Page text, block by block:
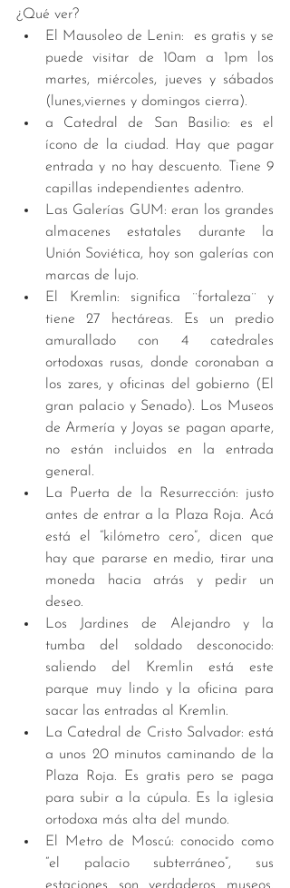
¿Qué ver?
El Mausoleo de Lenin:  es gratis y se
puede visitar de 10am a 1pm los
martes, miércoles, jueves y sábados
(lunes,viernes y domingos cierra).
a Catedral de San Basilio: es el
ícono de la ciudad. Hay que pagar
entrada y no hay descuento. Tiene 9
capillas independientes adentro.
Las Galerías GUM: eran los grandes
almacenes estatales durante la
Unión Soviética, hoy son galerías con
marcas de lujo.
El Kremlin: significa ¨fortaleza¨ y
tiene 27 hectáreas. Es un predio
amurallado con 4 catedrales
ortodoxas rusas, donde coronaban a
los zares, y oficinas del gobierno (El
gran palacio y Senado). Los Museos
de Armería y Joyas se pagan aparte,
no están incluidos en la entrada
general.
La Puerta de la Resurrección: justo
antes de entrar a la Plaza Roja. Acá
está el “kilómetro cero”, dicen que
hay que pararse en medio, tirar una
moneda hacia atrás y pedir un
deseo.
Los Jardines de Alejandro y la
tumba del soldado desconocido:
saliendo del Kremlin está este
parque muy lindo y la oficina para
sacar las entradas al Kremlin.
La Catedral de Cristo Salvador: está
a unos 20 minutos caminando de la
Plaza Roja. Es gratis pero se paga
para subir a la cúpula. Es la iglesia
ortodoxa más alta del mundo.
El Metro de Moscú: conocido como
“el palacio subterráneo”, sus